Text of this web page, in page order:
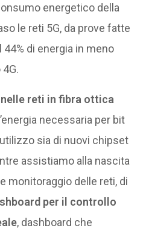
energetico della
le reti 5G, da prove fatte
di energia in meno
nelle reti in fibra ottica
necessaria per bit
sia di nuovi chipset
assistiamo alla nascita
monitoraggio delle reti, di
per il controllo
, dashboard che